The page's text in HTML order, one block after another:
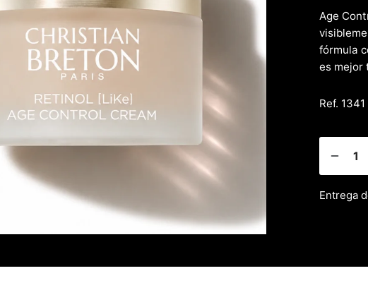
Age
fórmula
es mejor
Ref. 1341
Entrega